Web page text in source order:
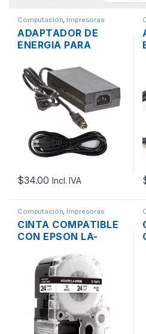
Computación, Impresoras
ADAPTADOR DE
ENERGIA PARA
PS-180 TMU220 24V
2A
$34.00 Incl. IVA
Computación, Impresoras
CINTA COMPATIBLE
CON EPSON LA-
NEGRO SOBRE
BLANCO DE 24MM
8MTS. PARA LW-
400/LW-500/LM-
700/LW-900P